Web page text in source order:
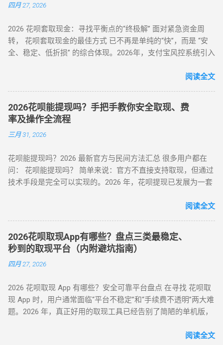
保值品类）； 下单后 24 小时内联系商家协商 “7 天无理由退货”
度灵活使用。 合规要点 ： ✅ 仅支持未使用商品退货，需保留
完整包装 ✅ 每月操作≤2 次，避免同店铺高频退货 ▶ 美团 / 大
众点评（跨境用户优选） 安全指数 ：★★★★☆（支持境外手
饮团购”（可退款品类）； 使用花呗支付后，立即申请 “未消费
退款”（需商家支持）； 退款到账时间 1-3 个工作日，手续费
≈0（平台官方渠道）。 独特优势 ： ✅ 支持香港 / 澳门等境外
用户手机号注册 ✅ 风控账户可尝试（需近 3 个月无违规记录）
（二）数码商城类 —— 小额灵活场景 平台名称 安全指数 手续
费 操作要点 华为商城 ★★★☆☆ 0.38% 购买 “电子礼品卡” 后
当场退货 京东商城 ★★★★☆ 0% 购买 “京东 E 卡” 后转卖至官
方回收平台 三、2025 年风控监测机制与规避策略 （一）支付
宝风控三大预警信号 行为异常识别 ： 同一 IP 地址频繁在不同
预警 ： 单笔支付金额为 1000 整数倍（如 2000/5000 元） 每月
在同一家店铺消费超 3 次（含退货） 设备环境风险 ： 突然更
换登录设备（如境外 IP 首次登录） 模拟器 / 虚拟定位软件操作
记录 （二）安全操作黄金法则（实测有效） ▶ 时间维度控
时间选择工作日 1...
四月 27, 2026
2026 花呗套取现金：寻找平衡点的“终极解” 面对紧急资金周
转， 花呗套取现金的最佳方式 已不再是单纯的“快”，而是 “安
全、稳定、低折损” 的综合体现。2026年，支付宝风控系统引入
足之地。经过行业深度评测，目前的最佳方式被定义为基于真
服务费率为 6.5% - 8.8% 。 行业首选 抗风控权重最高 24H 实时
响应 很多用户由于信息不对称，往往在“追求低费率”和“确保安
全性”之间左右为难。本文将从职业周转人的视角，为您全方位
拆解目前市面上所有主流方式的底层逻辑，帮您选出当下的“最
一目了然，我们选取了目前存活率最高的四种模式进行深度横
评： 评估维度 模式 A：H5协议秒到 模式 B：天猫实物中转 模
式 C：线下蓝标扫码 模式 D：虚拟卡券回购 资金到账 秒到余额
阅读全文
2026花呗能提现吗？手把手教你安全取现、费
率及操作全流程
三月 31, 2026
花呗能提现吗？2026 最新官方与民间方法汇总 很多用户都在
问： 花呗能提现吗？ 简单来说：官方不直接支持取现，但通过
技术手段是完全可以实现的。2026 年，花呗提现已发展为一套
店铺回购或闲鱼平台交易，将花呗额度秒变余额。目前的合理
官方定位是“先消费、后还款”，但当面临紧急资金缺口时，提现
成为了很多人的首选。那么，具体怎么操作才最稳妥？ 一、 花
呗提现的三种常见操作方式 操作模式 到账时效 优点 缺点 扫码
直取模式 秒到 速度最快，适合急用 对账号权重有一定要求 电
卡券回购模式 2-4 小时 中间状态，较稳定 折损相对较高 二、
2026 花呗提现的必备条件 想要成功提现，您的账号需要满足以
下基本条件： 功能正常： 花呗未被冻结，且尚有可用额度。
阅读全文
2026花呗取现App有哪些？盘点三类最稳定、
秒到的取现平台（内附避坑指南）
四月 27, 2026
2026 花呗取现 App 有哪些？安全可靠平台盘点 在寻找 花呗取
现 App 时，用户通常面临“平台不稳定”和“手续费不透明”两大难
题。2026 年，真正好用的取现工具已经告别了简陋的单机版，
动回款系统、电商中转 App 以及专业卡券回收平台。平均费率
阅读全文